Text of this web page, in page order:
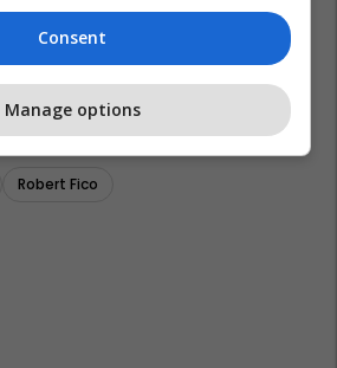
Robert Fico
Consent
Manage options